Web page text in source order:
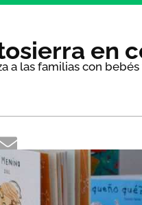
en
a las familias con